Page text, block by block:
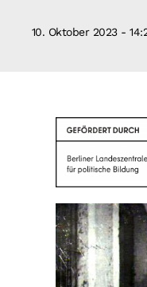
10. Oktober 2023 -